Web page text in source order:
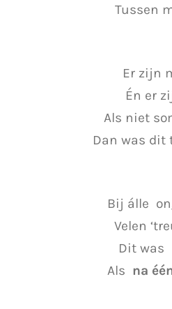
Tussen
Er zijn
Én er
Als niet
Dan was dit
Bij álle
Velen
Dit was
Als na